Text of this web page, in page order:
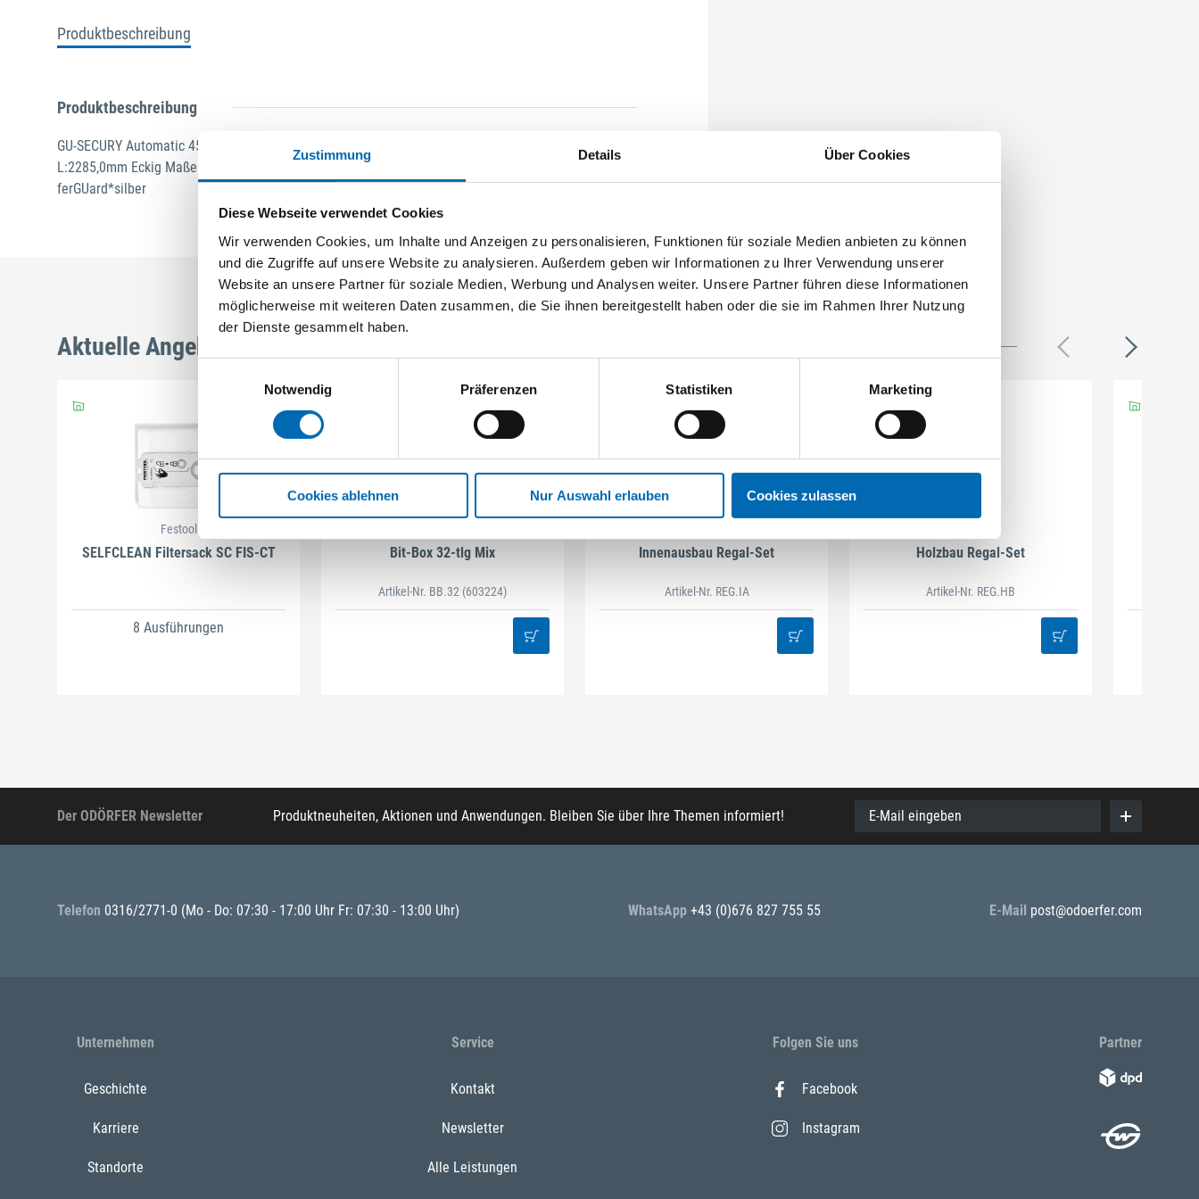
Zustimmung Details Über Cookies
Diese Webseite verwendet Cookies
Wir verwenden Cookies, um Inhalte und Anzeigen zu personalisieren, Funktionen für soziale Medien anbieten zu können
und die Zugriffe auf unsere Website zu analysieren. Außerdem geben wir Informationen zu Ihrer Verwendung unserer
Website an unsere Partner für soziale Medien, Werbung und Analysen weiter. Unsere Partner führen diese Informationen
möglicherweise mit weiteren Daten zusammen, die Sie ihnen bereitgestellt haben oder die sie im Rahmen Ihrer Nutzung
der Dienste gesammelt haben.
Notwendig
Präferenzen Statistiken Marketing
Cookies ablehnen Nur Auswahl erlauben Cookies zulassen
Produktbeschreibung
Produktbeschreibung
GU-SECURY Automatic 45/92 sf2 Nuss: 10mm Kennkerbe: 1020mm Flachstulp 16x2,5mm
L:2285,0mm Eckig Maße: A1 730,0mm B1 760,0mm Für Sperrbügel vorgerichtet A-Öffner: optional
ferGUard*silber
Aktuelle Angebote
Festool
SELFCLEAN Filtersack SC FIS-CT
8 Ausführungen
Bit-Box 32-tlg Mix
Artikel-Nr. BB.32 (603224)
Innenausbau Regal-Set
Artikel-Nr. REG.IA
Holzbau Regal-Set
Artikel-Nr. REG.HB
Der ODÖRFER Newsletter Produktneuheiten, Aktionen und Anwendungen. Bleiben Sie über Ihre Themen informiert! E-Mail eingeben
Telefon 0316/2771-0 (Mo - Do: 07:30 - 17:00 Uhr Fr: 07:30 - 13:00 Uhr) WhatsApp +43 (0)676 827 755 55 E-Mail post@odoerfer.com
Unternehmen
Geschichte
Karriere
Standorte
Service
Kontakt
Newsletter
Alle Leistungen
Folgen Sie uns
Facebook
Instagram
Partner